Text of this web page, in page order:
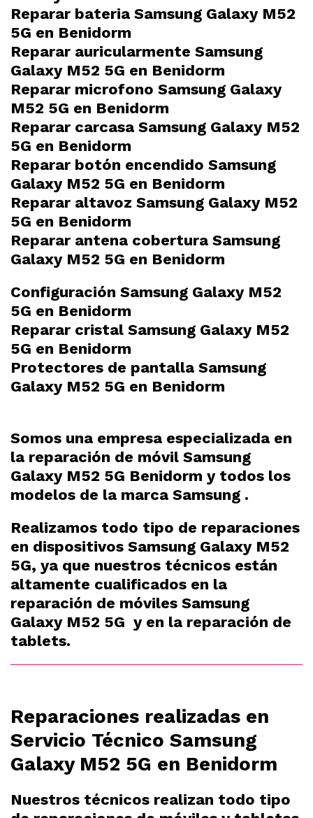
Reparar bateria Samsung Galaxy M52
5G en Benidorm
Reparar auricularmente Samsung
Galaxy M52 5G en Benidorm
Reparar microfono Samsung Galaxy
M52 5G en Benidorm
Reparar carcasa Samsung Galaxy M52
5G en Benidorm
Reparar botón encendido Samsung
Galaxy M52 5G en Benidorm
Reparar altavoz Samsung Galaxy M52
5G en Benidorm
Reparar antena cobertura Samsung
Galaxy M52 5G en Benidorm
Configuración Samsung Galaxy M52
5G en Benidorm
Reparar cristal Samsung Galaxy M52
5G en Benidorm
Protectores de pantalla Samsung
Galaxy M52 5G en Benidorm
Somos una empresa especializada en
la reparación de móvil Samsung
Galaxy M52 5G Benidorm y todos los
modelos de la marca Samsung .
Realizamos todo tipo de reparaciones
en dispositivos Samsung Galaxy M52
5G, ya que nuestros técnicos están
altamente cualificados en la
reparación de móviles Samsung
Galaxy M52 5G y en la reparación de
tablets.
Reparaciones realizadas en
Servicio Técnico Samsung
Galaxy M52 5G en Benidorm
Nuestros técnicos realizan todo tipo